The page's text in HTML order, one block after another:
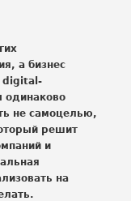
а бизнес
digital-
одинаково
не самоцелью,
решит
и
на